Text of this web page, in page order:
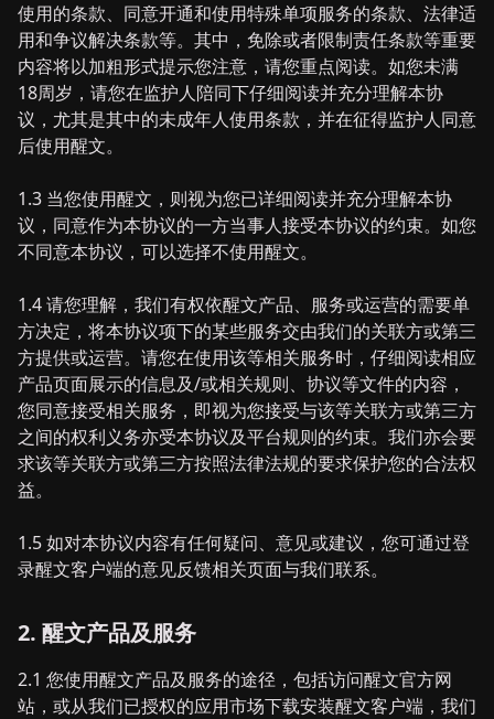
使用的条款、同意开通和使用特殊单项服务的条款、法律适
用和争议解决条款等。其中，免除或者限制责任条款等重要
内容将以加粗形式提示您注意，请您重点阅读。如您未满
18周岁，请您在监护人陪同下仔细阅读并充分理解本协
议，尤其是其中的未成年人使用条款，并在征得监护人同意
后使用醒文。
1.3 当您使用醒文，则视为您已详细阅读并充分理解本协
议，同意作为本协议的一方当事人接受本协议的约束。如您
不同意本协议，可以选择不使用醒文。
1.4 请您理解，我们有权依醒文产品、服务或运营的需要单
方决定，将本协议项下的某些服务交由我们的关联方或第三
方提供或运营。请您在使用该等相关服务时，仔细阅读相应
产品页面展示的信息及/或相关规则、协议等文件的内容，
您同意接受相关服务，即视为您接受与该等关联方或第三方
之间的权利义务亦受本协议及平台规则的约束。我们亦会要
求该等关联方或第三方按照法律法规的要求保护您的合法权
益。
1.5 如对本协议内容有任何疑问、意见或建议，您可通过登
录醒文客户端的意见反馈相关页面与我们联系。
2. 醒文产品及服务
2.1 您使用醒文产品及服务的途径，包括访问醒文官方网
站，或从我们已授权的应用市场下载安装醒文客户端，我们